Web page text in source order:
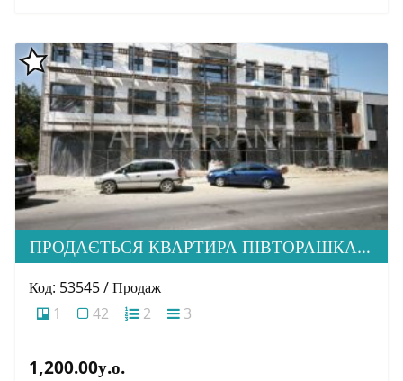
ПРОДАЄТЬСЯ КВАРТИРА ПІВТОРАШКА ( 1.5) В М. УЖГОРОД, ВУЛ. АНДРІЯ ПАЛАЯ
Код: 53545 / Продаж
1
42 2 3
1,200.00у.о.